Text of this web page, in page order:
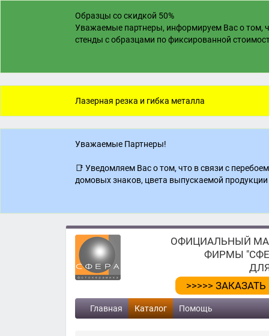
Образцы со скидкой 50%
Уважаемые партнеры, информируем Вас о том,
стенды с образцами по фиксированной
Лазерная резка и гибка металла
Уважаемые Партнеры!
📑 Уведомляем Вас о том, что в связи с
домовых знаков, цвета выпускаемой
ОФИЦИАЛЬНЫЙ
ФИРМЫ
>>>>>
Главная Каталог Помощь